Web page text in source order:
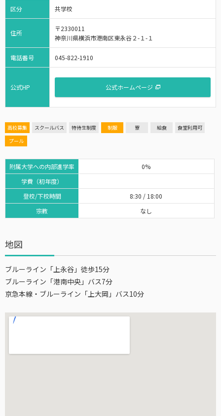
区分 共学校
住所
〒2330011
神奈川県横浜市港南区東永谷２-１-１
電話番号 045-822-1910
公式HP 公式ホームページ
高校募集 スクールバス 特待生制度 制服 寮 給食
食堂利用可
プール
附属大学への内部進学率
学費（初年度）
登校/下校時間
宗教
0%
8:30 / 18:00
なし
地図
ブルーライン「上永谷」徒歩15分
ブルーライン「港南中央」バス7分
京急本線・ブルーライン「上大岡」バス10分